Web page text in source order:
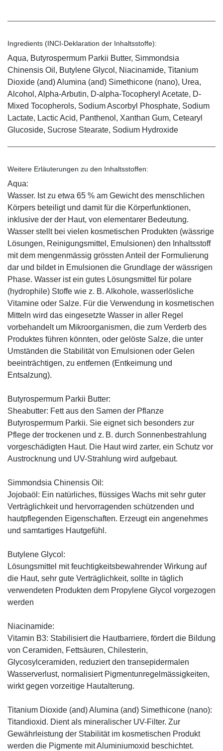
Ingredients (INCI-Deklaration der Inhaltsstoffe):
Aqua, Butyrospermum Parkii Butter, Simmondsia
Chinensis Oil, Butylene Glycol, Niacinamide, Titanium
Dioxide (and) Alumina (and) Simethicone (nano), Urea,
Alcohol, Alpha-Arbutin, D-alpha-Tocopheryl Acetate, D-
Mixed Tocopherols, Sodium Ascorbyl Phosphate, Sodium
Lactate, Lactic Acid, Panthenol, Xanthan Gum, Cetearyl
Glucoside, Sucrose Stearate, Sodium Hydroxide
Weitere Erläuterungen zu den Inhaltsstoffen:
Aqua:
Wasser. Ist zu etwa 65 % am Gewicht des menschlichen
Körpers beteiligt und damit für die Körperfunktionen,
inklusive der der Haut, von elementarer Bedeutung.
Wasser stellt bei vielen kosmetischen Produkten (wässrige
Lösungen, Reinigungsmittel, Emulsionen) den Inhaltsstoff
mit dem mengenmässig grössten Anteil der Formulierung
dar und bildet in Emulsionen die Grundlage der wässrigen
Phase. Wasser ist ein gutes Lösungsmittel für polare
(hydrophile) Stoffe wie z. B. Alkohole, wasserlösliche
Vitamine oder Salze. Für die Verwendung in kosmetischen
Mitteln wird das eingesetzte Wasser in aller Regel
vorbehandelt um Mikroorganismen, die zum Verderb des
Produktes führen könnten, oder gelöste Salze, die unter
Umständen die Stabilität von Emulsionen oder Gelen
beeinträchtigen, zu entfernen (Entkeimung und
Entsalzung).
Butyrospermum Parkii Butter:
Sheabutter: Fett aus den Samen der Pflanze
Butyrospermum Parkii. Sie eignet sich besonders zur
Pflege der trockenen und z. B. durch Sonnenbestrahlung
vorgeschädigten Haut. Die Haut wird zarter, ein Schutz vor
Austrocknung und UV-Strahlung wird aufgebaut.
Simmondsia Chinensis Oil:
Jojobaöl: Ein natürliches, flüssiges Wachs mit sehr guter
Verträglichkeit und hervorragenden schützenden und
hautpflegenden Eigenschaften. Erzeugt ein angenehmes
und samtartiges Hautgefühl.
Butylene Glycol:
Lösungsmittel mit feuchtigkeitsbewahrender Wirkung auf
die Haut, sehr gute Verträglichkeit, sollte in täglich
verwendeten Produkten dem Propylene Glycol vorgezogen
werden
Niacinamide:
Vitamin B3: Stabilisiert die Hautbarriere, fördert die Bildung
von Ceramiden, Fettsäuren, Chilesterin,
Glycosylceramiden, reduziert den transepidermalen
Wasserverlust, normalisiert Pigmentunregelmässigkeiten,
wirkt gegen vorzeitige Hautalterung.
Titanium Dioxide (and) Alumina (and) Simethicone (nano):
Titandioxid. Dient als mineralischer UV-Filter. Zur
Gewährleistung der Stabilität im kosmetischen Produkt
werden die Pigmente mit Aluminiumoxid beschichtet.